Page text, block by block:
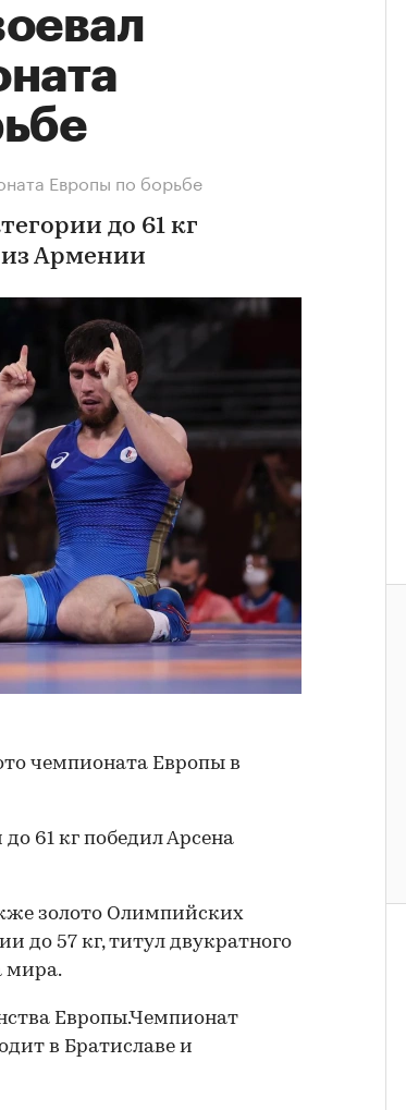
Европы по борьбе
до 61 кг
Армении
чемпионата Европы в
61 кг победил Арсена
золото Олимпийских
до 57 кг, титул двукратного
мира.
Европы.Чемпионат
в Братиславе и